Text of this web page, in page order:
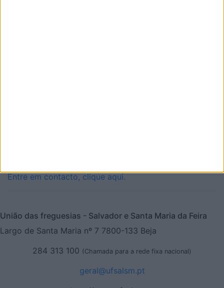
Entre em contacto, clique aqui.
União das freguesias - Salvador e Santa Maria da Feira
Largo de Santa Maria nº 7 7800-133 Beja
284 313 100 (Chamada para a rede fixa nacional)
geral@ufsalsm.pt